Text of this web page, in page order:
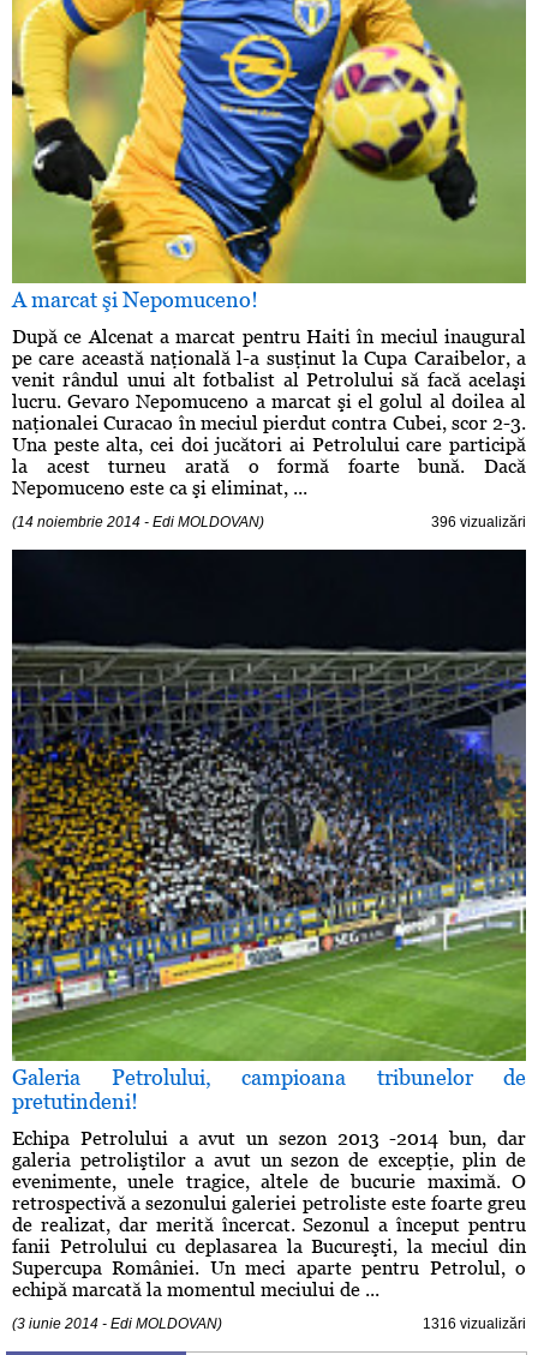
A marcat şi Nepomuceno!
După ce Alcenat a marcat pentru Haiti în meciul inaugural
pe care această naţională l-a susţinut la Cupa Caraibelor, a
venit rândul unui alt fotbalist al Petrolului să facă acelaşi
lucru. Gevaro Nepomuceno a marcat şi el golul al doilea al
naţionalei Curacao în meciul pierdut contra Cubei, scor 2-3.
Una peste alta, cei doi jucători ai Petrolului care participă
la acest turneu arată o formă foarte bună. Dacă
Nepomuceno este ca şi eliminat, ...
(14 noiembrie 2014 - Edi MOLDOVAN) 396 vizualizări
Galeria Petrolului, campioana tribunelor de
pretutindeni!
Echipa Petrolului a avut un sezon 2013 -2014 bun, dar
galeria petroliştilor a avut un sezon de excepţie, plin de
evenimente, unele tragice, altele de bucurie maximă. O
retrospectivă a sezonului galeriei petroliste este foarte greu
de realizat, dar merită încercat. Sezonul a început pentru
fanii Petrolului cu deplasarea la Bucureşti, la meciul din
Supercupa României. Un meci aparte pentru Petrolul, o
echipă marcată la momentul meciului de ...
(3 iunie 2014 - Edi MOLDOVAN) 1316 vizualizări